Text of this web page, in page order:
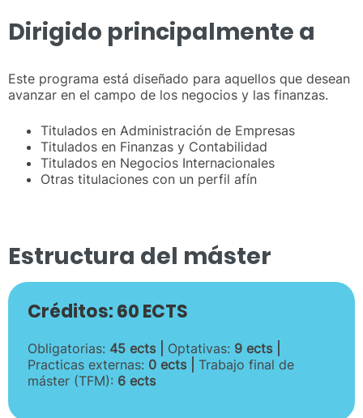
Dirigido principalmente a
Este programa está diseñado para aquellos que desean
avanzar en el campo de los negocios y las finanzas.
Titulados en Administración de Empresas
Titulados en Finanzas y Contabilidad
Titulados en Negocios Internacionales
Otras titulaciones con un perfil afín
Estructura del máster
Créditos: 60 ECTS
Obligatorias: 45 ects | Optativas: 9 ects |
Practicas externas: 0 ects | Trabajo final de
máster (TFM): 6 ects